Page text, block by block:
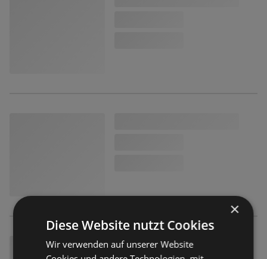
×
Diese Website nutzt Cookies
Wir verwenden auf unserer Website